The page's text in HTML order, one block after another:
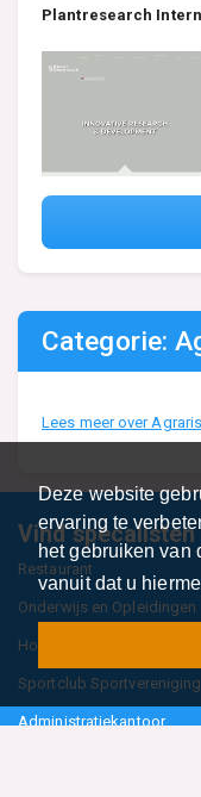
Deze website
ervaring te
het gebruiken van
vanuit dat u
Plantresearch
Categorie:
Lees meer over
Vind
Restaurant
Onderwijs en Opleidingen
Hovenier
Sportclub Sportvereniging
Administratiekantoor